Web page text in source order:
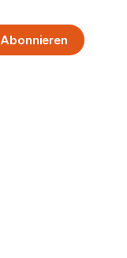
Abonnieren